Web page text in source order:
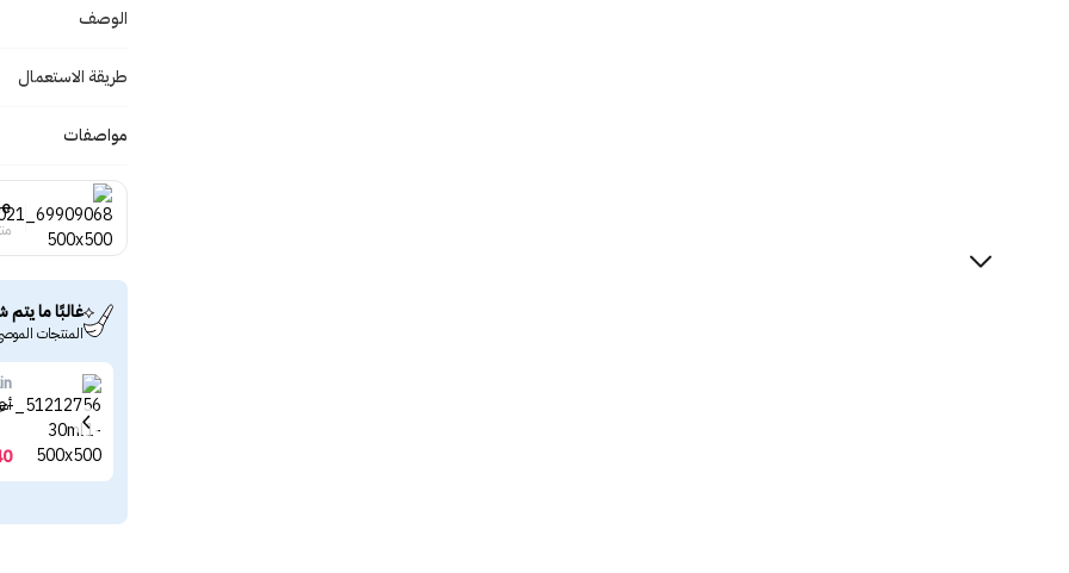
الوصف
طريقة الاستعمال
مواصفات
غالبًا ما يتم
المنتجات